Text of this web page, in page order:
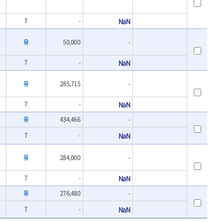
7 - NaN
유 50,000 -
7 - NaN
유 285,715 -
7 - NaN
유 434,466
-
7
- NaN
유 284,000 -
7 - NaN
유 276,480
-
7
- NaN